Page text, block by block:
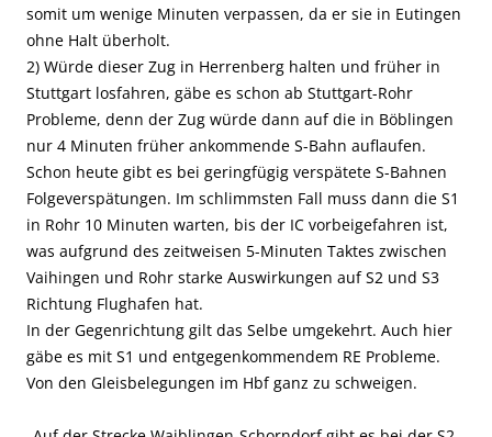
somit um wenige Minuten verpassen, da er sie in Eutingen
ohne Halt überholt.
2) Würde dieser Zug in Herrenberg halten und früher in
Stuttgart losfahren, gäbe es schon ab Stuttgart-Rohr
Probleme, denn der Zug würde dann auf die in Böblingen
nur 4 Minuten früher ankommende S-Bahn auflaufen.
Schon heute gibt es bei geringfügig verspätete S-Bahnen
Folgeverspätungen. Im schlimmsten Fall muss dann die S1
in Rohr 10 Minuten warten, bis der IC vorbeigefahren ist,
was aufgrund des zeitweisen 5-Minuten Taktes zwischen
Vaihingen und Rohr starke Auswirkungen auf S2 und S3
Richtung Flughafen hat.
In der Gegenrichtung gilt das Selbe umgekehrt. Auch hier
gäbe es mit S1 und entgegenkommendem RE Probleme.
Von den Gleisbelegungen im Hbf ganz zu schweigen.